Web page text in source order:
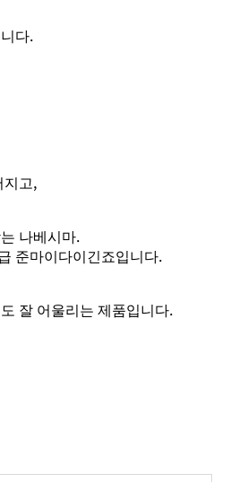
다.
지고,
나베시마.
준마이다이긴죠입니다.
잘 어울리는 제품입니다.